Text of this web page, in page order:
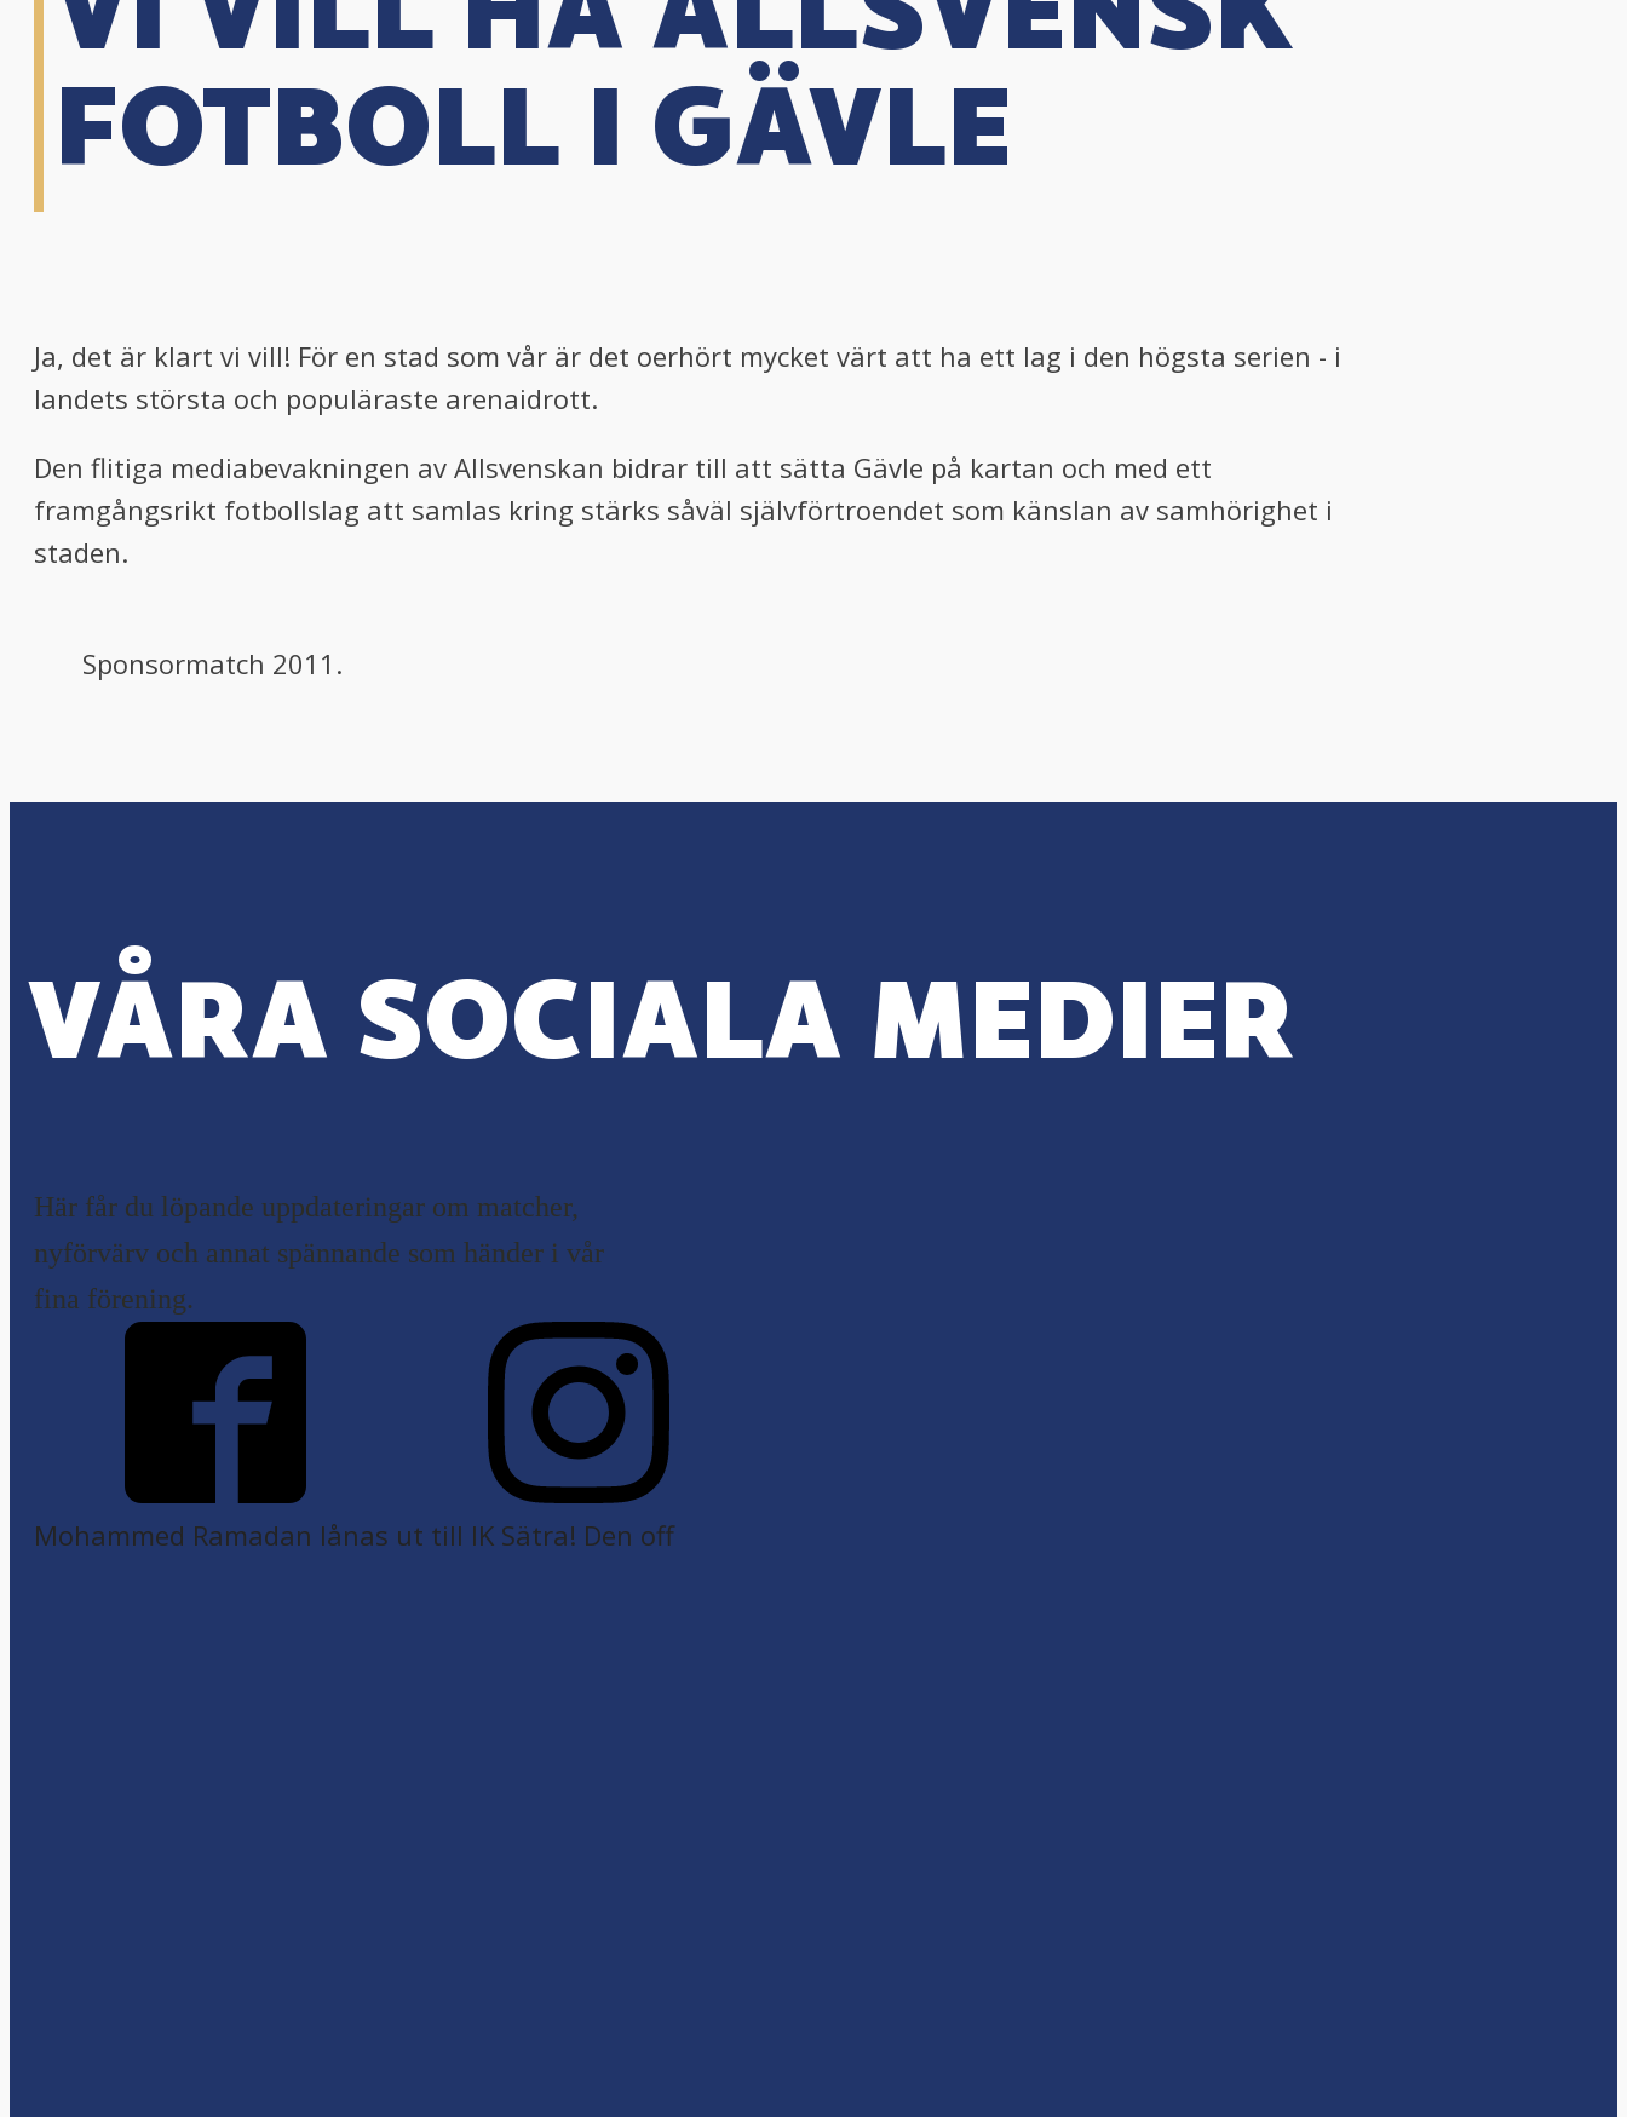
FOTBOLL I GÄVLE
Ja, det är klart vi vill! För en stad som vår är det oerhört mycket värt att ha ett lag i den högsta serien - i
landets största och populäraste arenaidrott.
Den flitiga mediabevakningen av Allsvenskan bidrar till att sätta Gävle på kartan och med ett
framgångsrikt fotbollslag att samlas kring stärks såväl självförtroendet som känslan av samhörighet i
staden.
Sponsormatch 2011.
VÅRA SOCIALA MEDIER
Här får du löpande uppdateringar om matcher,
nyförvärv och annat spännande som händer i vår
fina förening.
Mohammed Ramadan lånas ut till IK Sätra! Den off